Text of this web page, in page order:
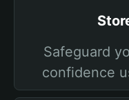
Safeguard
confidence